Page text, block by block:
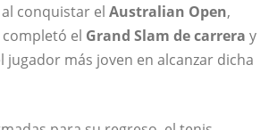
conquistar el Australian Open,
el Grand Slam de carrera y
jugador más joven en alcanzar dicha